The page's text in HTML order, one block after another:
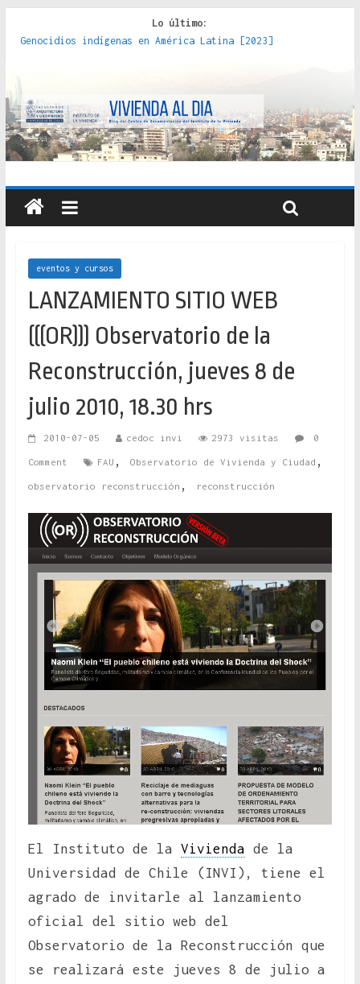
Lo último:
Genocidios indígenas en América Latina [2023]
políticas, prácticas y representaciones [2022]
crítica de las fronteras latinoamericanas [2020]
Criterios técnicos para una vivienda adecuada [2019]
Red de consultorios de la Caja del Seguro Obrero en
Santiago : un patrimonio emblemático [2014]
eventos y cursos
LANZAMIENTO SITIO WEB
(((OR))) Observatorio de la
Reconstrucción, jueves 8 de
julio 2010, 18.30 hrs
2010-07-05 cedoc invi 2973 visitas 0
Comment FAU , Observatorio de Vivienda y Ciudad ,
observatorio reconstrucción , reconstrucción
El Instituto de la Vivienda de la
Universidad de Chile (INVI), tiene el
agrado de invitarle al lanzamiento
oficial del sitio web del
Observatorio de la Reconstrucción que
se realizará este jueves 8 de julio a